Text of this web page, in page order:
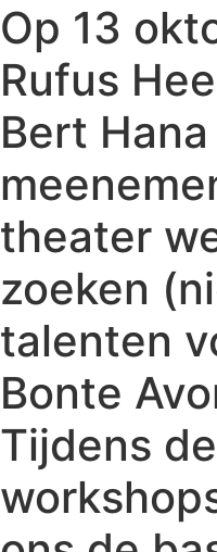
Op 13
Rufus
Bert
theater
zoeken
talenten
Bonte
Tijdens